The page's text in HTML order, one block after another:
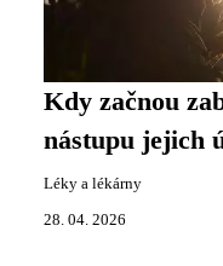
Kdy začnou
nástupu jejich
Léky a lékárny
28. 04. 2026